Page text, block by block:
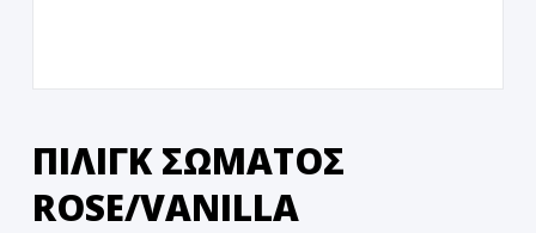
ΠΙΛΙΓΚ ΣΩΜΑΤΟΣ
ROSE/VANILLA